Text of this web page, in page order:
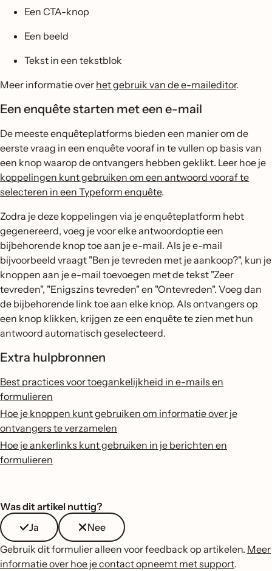
Een CTA-knop
Een beeld
Tekst in een tekstblok
Meer informatie over het gebruik van de e-maileditor.
Een enquête starten met een e-mail
De meeste enquêteplatforms bieden een manier om de
eerste vraag in een enquête vooraf in te vullen op basis van
een knop waarop de ontvangers hebben geklikt. Leer hoe je
koppelingen kunt gebruiken om een antwoord vooraf te
selecteren in een Typeform enquête.
Zodra je deze koppelingen via je enquêteplatform hebt
gegenereerd, voeg je voor elke antwoordoptie een
bijbehorende knop toe aan je e-mail. Als je e-mail
bijvoorbeeld vraagt "Ben je tevreden met je aankoop?", kun je
knoppen aan je e-mail toevoegen met de tekst "Zeer
tevreden", "Enigszins tevreden" en "Ontevreden". Voeg dan
de bijbehorende link toe aan elke knop. Als ontvangers op
een knop klikken, krijgen ze een enquête te zien met hun
antwoord automatisch geselecteerd.
Extra hulpbronnen
Best practices voor toegankelijkheid in e-mails en
formulieren
Hoe je knoppen kunt gebruiken om informatie over je
ontvangers te verzamelen
Hoe je ankerlinks kunt gebruiken in je berichten en
formulieren
Was dit artikel nuttig?
Ja
Nee
Gebruik dit formulier alleen voor feedback op artikelen. Meer
informatie over hoe je contact opneemt met support.